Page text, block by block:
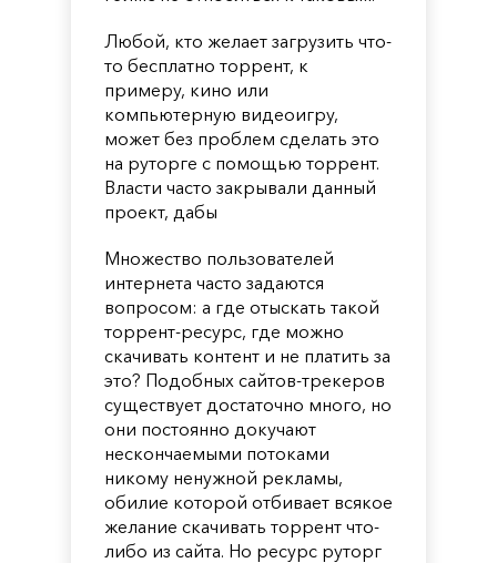
Любой, кто желает загрузить что-
то бесплатно торрент, к
примеру, кино или
компьютерную видеоигру,
может без проблем сделать это
на руторге с помощью торрент.
Власти часто закрывали данный
проект, дабы
Множество пользователей
интернета часто задаются
вопросом: а где отыскать такой
торрент-ресурс, где можно
скачивать контент и не платить за
это? Подобных сайтов-трекеров
существует достаточно много, но
они постоянно докучают
нескончаемыми потоками
никому ненужной рекламы,
обилие которой отбивает всякое
желание скачивать торрент что-
либо из сайта. Но ресурс руторг